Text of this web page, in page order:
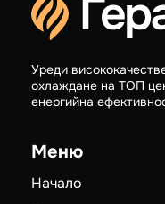
Уреди
охлаждане на ТОП
енергийна
Меню
Начало